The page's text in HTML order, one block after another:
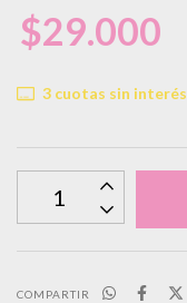
$29.000
3cuotas sin interés
COMPARTIR